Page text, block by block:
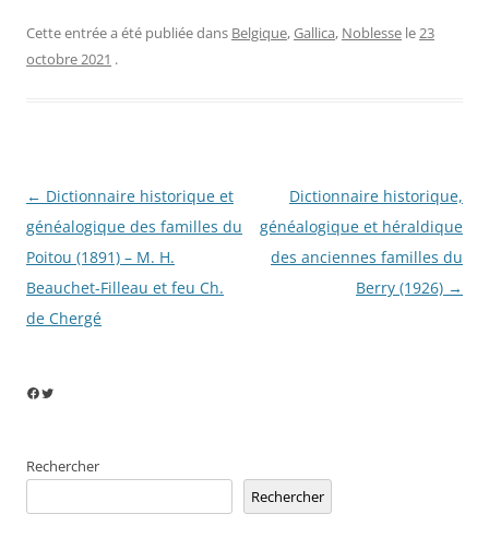
Cette entrée a été publiée dans Belgique,Gallica, Noblesse le23
octobre 2021 .
Navigation
des
articles
← Dictionnaire historique et
généalogique des familles du
Poitou (1891) – M. H.
Beauchet-Filleau et feu Ch.
de Chergé
Dictionnaire historique,
généalogique et héraldique
des anciennes familles du
Berry (1926) →
Facebook
Twitter
Rechercher
Rechercher